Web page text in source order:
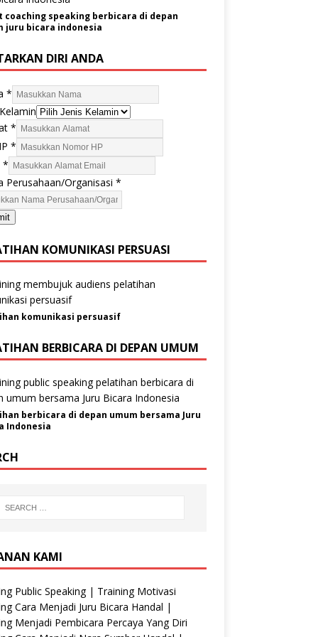
coaching speaking berbicara di depan
juru bicara indonesia
DIRI ANDA
*
*
*
*
Perusahaan/Organisasi *
KOMUNIKASI PERSUASI
komunikasi persuasif
BERBICARA DI DEPAN UMUM
berbicara di depan umum bersama Juru
Indonesia
KAMI
Public Speaking | Training Motivasi
Cara Menjadi Juru Bicara Handal |
Menjadi Pembicara Percaya Yang Diri